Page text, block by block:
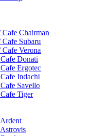
Chairman
Subaru
Verona
Donati
Ergotec
Indachi
Savello
Tiger